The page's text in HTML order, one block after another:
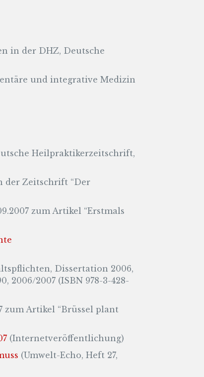
in der DHZ, Deutsche
und integrative Medizin
Heilpraktikerzeitschrift,
der Zeitschrift “Der
zum Artikel “Erstmals
Dissertation 2006,
2007 (ISBN 978-3-428-
zum Artikel “Brüssel plant
(Internetveröffentlichung)
(Umwelt-Echo, Heft 27,